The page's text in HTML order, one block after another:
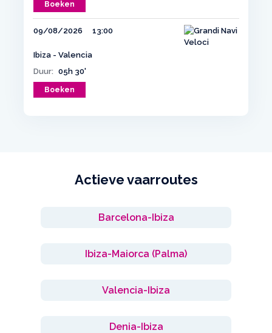
Boeken
09/08/2026 13:00
Ibiza - Valencia
Duur: 05h 30'
Boeken
Actieve vaarroutes
Barcelona-Ibiza
Ibiza-Maiorca (Palma)
Valencia-Ibiza
Denia-Ibiza